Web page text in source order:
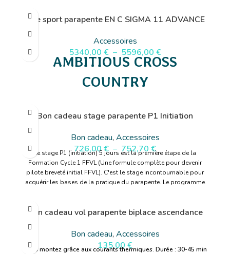
significatives en termes de performances et de sécurité passive. Il
confortable et sans fatigue sur de longues distances. Equipé du
système de contrôle de tangage moderne avec poignées C et de
suspentes ultramodernes Edelrid Pro Dry, le IOTA DLS combine
maniabilité, légèreté et fiabilité, idéal pour des vols de distance et
de cross-country.En savoir plus
Aile sport parapente EN C SIGMA 11 ADVANCE
Accessoires
5340,00 € – 5596,00 €
AMBITIOUS CROSS
COUNTRY
performantes de la catégorie C. La nouvelle aile sportive de cross
fait preuve d'une précision de pilotage exceptionnelle en vol et
exceptionnelles peuvent être sollicitées à tout moment, même
dans des conditions difficiles. Les dernières technologies telles
que les miniribs cousus à l'intérieur et un système efficace de
contrôle aux C complètent le produit. Grâce à une structure
interne nettement améliorée, la SIGMA 11 n'a plus besoin de C-
printemps 2021.
Bon cadeau stage parapente P1 Initiation
Bon cadeau, Accessoires
726,00€ – 752,70 €
Le stage P1 (initiation) 5 jours est la première étape de la
Formation Cycle 1 FFVL (Une formule complète pour devenir
pilote breveté initial FFVL). C'est le stage incontournable pour
acquérir les bases de la pratique du parapente. Le programme
Bon cadeau vol parapente biplace ascendance
Bon cadeau, Accessoires
135,00 €
Vous montez grâce aux courants thermiques. Durée : 30-45 min